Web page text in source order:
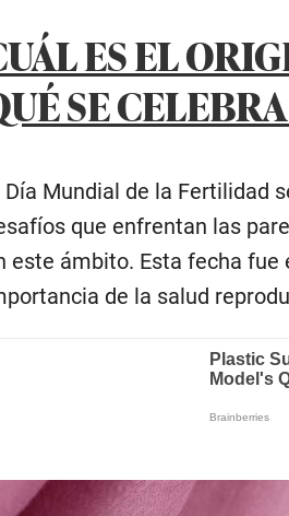
ES EL
SE
Día Mundial de la Fertilidad
que enfrentan las
este ámbito. Esta fecha
de la salud